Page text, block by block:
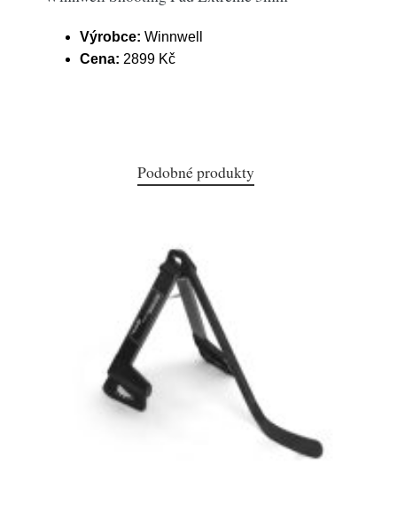
Výrobce: Winnwell
Cena: 2899 Kč
Podobné produkty